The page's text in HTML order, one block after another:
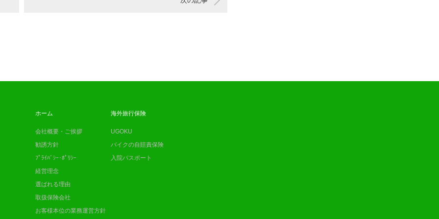
ホーム
会社概要・ご挨拶
勧誘方針
ﾌﾟﾗｲﾊﾞｼｰ･ﾎﾟﾘｼｰ
経営理念
選ばれる理由
取扱保険会社
お客様本位の業務運営方針
海外旅行保険
UGOKU
バイクの自賠責保険
入院パスポート